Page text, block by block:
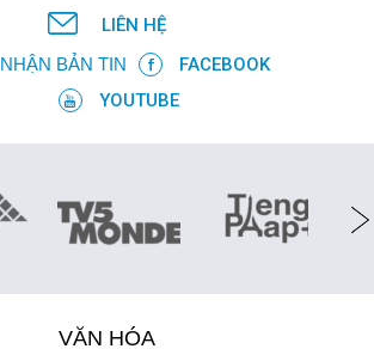
LIÊN HỆ
NHẬN BẢN TIN
FACEBOOK
YOUTUBE
VĂN HÓA